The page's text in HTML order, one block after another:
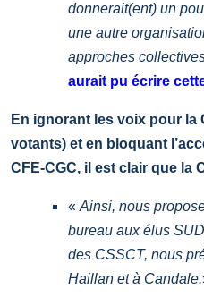
donnerait(ent) un
une autre
approches
aurait pu écrire
En ignorant les voix pour la
votants) et en bloquant
CFE-CGC, il est clair que la
« Ainsi, nous
bureau aux élus
des CSSCT, nous
Haillan et à Candale.